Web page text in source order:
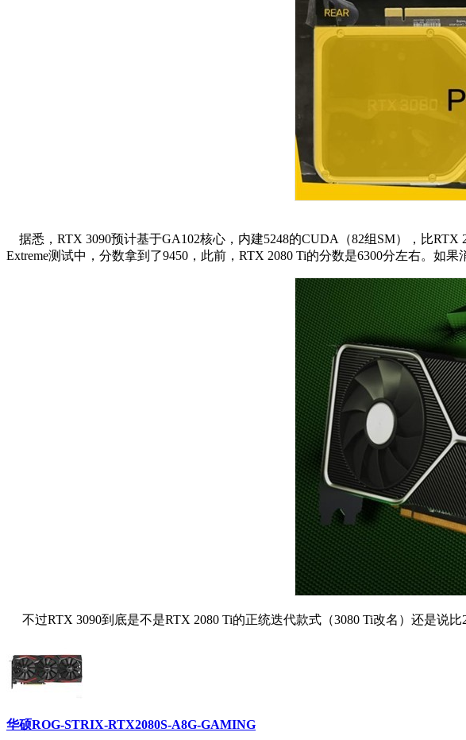
据悉，RTX 3090预计基于GA102核心，内建5248的CUDA（82组SM），比RTX
Extreme测试中，分数拿到了9450，此前，RTX 2080 Ti的分数是6300分左右。如果
不过RTX 3090到底是不是RTX 2080 Ti的正统迭代款式（3080 Ti改名）还是说比
华硕ROG-STRIX-RTX2080S-A8G-GAMING